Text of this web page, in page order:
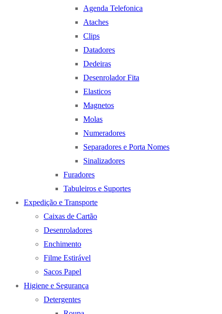
Agenda Telefonica
Ataches
Clips
Datadores
Dedeiras
Desenrolador Fita
Elasticos
Magnetos
Molas
Numeradores
Separadores e Porta Nomes
Sinalizadores
Furadores
Tabuleiros e Suportes
Expedição e Transporte
Caixas de Cartão
Desenroladores
Enchimento
Filme Estirável
Sacos Papel
Higiene e Segurança
Detergentes